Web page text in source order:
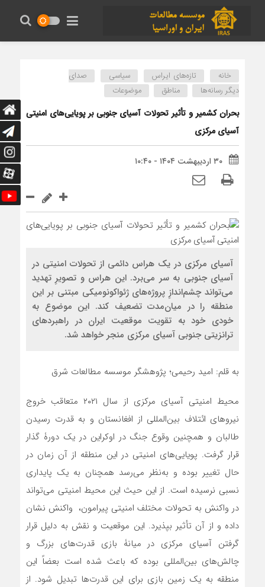
خانه تازه‌های ایراس سیاسی
صدای
دیگر رسانه‌ها
مناطق موضوعات
بحران کشمیر و تأثیر تحولات آسیای جنوبی بر پویایی‌های امنیتی
آسیای مرکزی
۳۰ اردیبهشت ۱۴۰۴ - ۱۰:۴۰
آسیای مرکزی در یک هراس دائمی از تحولات امنیتی در
آسیای جنوبی به سر می‌برد. این هراس و تصویرِ تهدید
می‌تواند چشم‌اندازِ پروژه‌های ژئواکونومیکی مبتنی بر این
منطقه را در میان‌مدت تضعیف کند. این موضوع به
خودی خود به تقویت موقعیت ایران در راهبردهای
ترانزیتی جنوبی آسیای مرکزی منجر خواهد شد.
به قلم: امید رحیمی؛ پژوهشگر موسسه مطالعات شرق
محیط امنیتی آسیای مرکزی از سال ۲۰۲۱ متعاقب خروج
نیروهای ائتلاف بین‌المللی از افغانستان و به قدرت رسیدن
طالبان و همچنین وقوع جنگ در اوکراین در یک دورۀ گذار
قرار گرفت. پویایی‌های امنیتی در این منطقه از آن زمان در
حال تغییر بوده و به‌نظر می‌رسد همچنان به یک پایداری
نسبی نرسیده است. از این حیث این محیط امنیتی می‌تواند
در واکنش به تحولات مختلف امنیتی پیرامون، واکنش نشان
داده و از آن تأثیر بپذیرد. این موقعیت و نقش به دلیل قرار
گرفتن آسیای مرکزی در میانۀ بازی قدرت‌های بزرگ و
چالش‌های بین‌المللی بوده که باعث شده است بعضاً این
منطقه به یک زمین بازی برای این قدرت‌ها تبدیل شود. از